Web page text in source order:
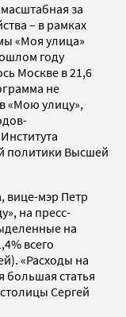
за
– в рамках
«Моя улица»
году
Москве в 21,6
не
«Мою улицу»,
политики Высшей
вице-мэр Петр
на пресс-
на
всего
«Расходы на
большая статья
Сергей